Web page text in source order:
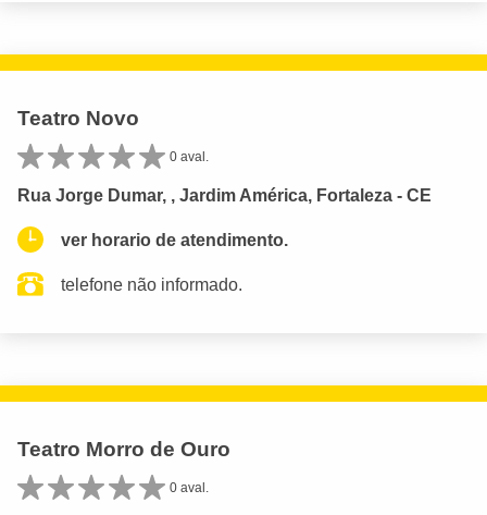
Teatro Novo
0 aval.
Rua Jorge Dumar, , Jardim América, Fortaleza - CE
ver horario de atendimento.
telefone não informado.
Teatro Morro de Ouro
0 aval.